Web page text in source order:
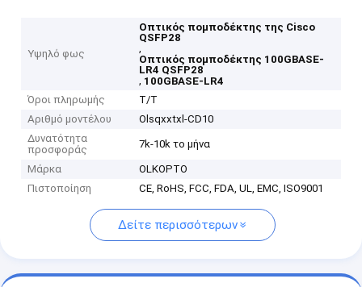
Υψηλό φως
Οπτικός πομποδέκτης της Cisco
QSFP28
,
Οπτικός πομποδέκτης 100GBASE-
LR4 QSFP28
, 100GBASE-LR4
Όροι πληρωμής
T/T
Αριθμό μοντέλου
Olsqxxtxl-CD10
Δυνατότητα
προσφοράς
7k-10k το μήνα
Μάρκα
OLKOPTO
Πιστοποίηση
CE, RoHS, FCC, FDA, UL, EMC, ISO9001
Δείτε περισσότερων